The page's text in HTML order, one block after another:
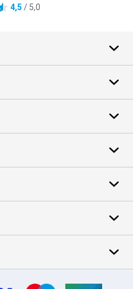
4,5 / 5,0